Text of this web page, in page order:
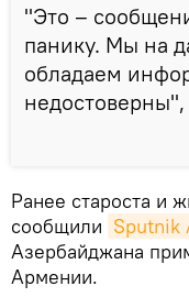
"Это –
панику. Мы на
обладаем
недостоверны",
Ранее староста и
сообщили Sputnik
Азербайджана
Армении.